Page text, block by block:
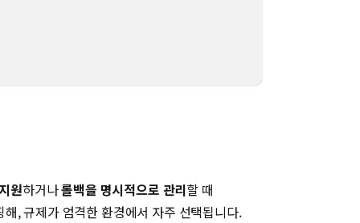
원하거나롤백을 명시적으로 관리할 때
, 규제가 엄격한 환경에서 자주 선택됩니다.